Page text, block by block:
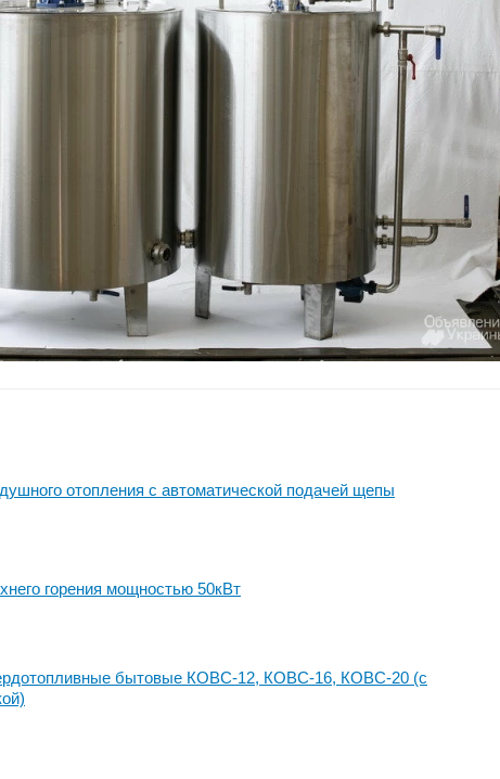
отопления с автоматической подачей щепы
горения мощностью 50кВт
бытовые КОВС-12, КОВС-16, КОВС-20 (с